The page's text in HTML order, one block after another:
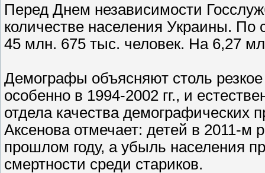
Перед Днем независимости
количестве населения Украины.
45 млн. 675 тыс. человек. На 6,27
Демографы объясняют столь
особенно в 1994-2002 гг., и
отдела качества демографических
Аксенова отмечает: детей в 2011-м
прошлом году, а убыль населения
смертности среди стариков.